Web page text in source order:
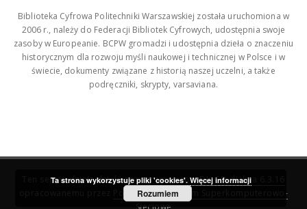
Biblioteka Cyfrowa Politechniki Warszawskiej została uruchomiona w
2006 r., należy do Federacji Bibliotek Cyfrowych, udostępnia swoje
zasoby w Europeanie. BCPW gromadzi i udostępnia dzieła o znaczeniu
historycznym dla rozwoju myśli naukowej i technicznej w Polsce i w
świecie, dokumenty związane z historią naszej uczelni, a także
podręczniki, skrypty, varsaviana.
Ten serwis działa dzięki oprogramowaniuDInGO dLibra 6.3.16
Poznańskie Centrum Superkomputerowo-
Sieciowe
Ta strona wykorzystuje pliki 'cookies'. Więcej informacji
Rozumiem